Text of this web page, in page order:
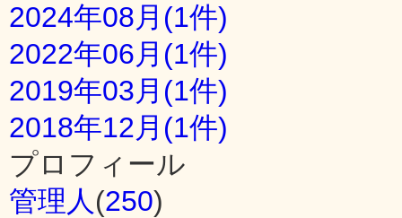
2024年08月(1件)
2022年06月(1件)
2019年03月(1件)
2018年12月(1件)
プロフィール
管理人 (250)